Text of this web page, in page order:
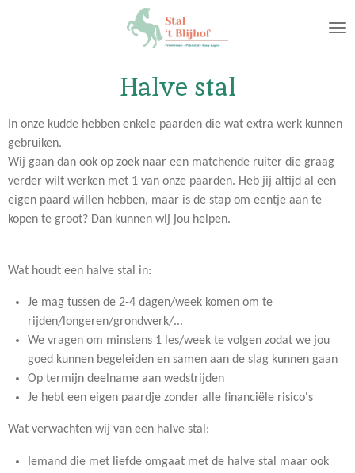
Halve stal
In onze kudde hebben enkele paarden die wat extra werk kunnen
gebruiken.
Wij gaan dan ook op zoek naar een matchende ruiter die graag
verder wilt werken met 1 van onze paarden. Heb jij altijd al een
eigen paard willen hebben, maar is de stap om eentje aan te
kopen te groot? Dan kunnen wij jou helpen.
Wat houdt een halve stal in:
Je mag tussen de 2-4 dagen/week komen om te
rijden/longeren/grondwerk/...
We vragen om minstens 1 les/week te volgen zodat we jou
goed kunnen begeleiden en samen aan de slag kunnen gaan
Op termijn deelname aan wedstrijden
Je hebt een eigen paardje zonder alle financiële risico's
Wat verwachten wij van een halve stal:
Iemand die met liefde omgaat met de halve stal maar ook